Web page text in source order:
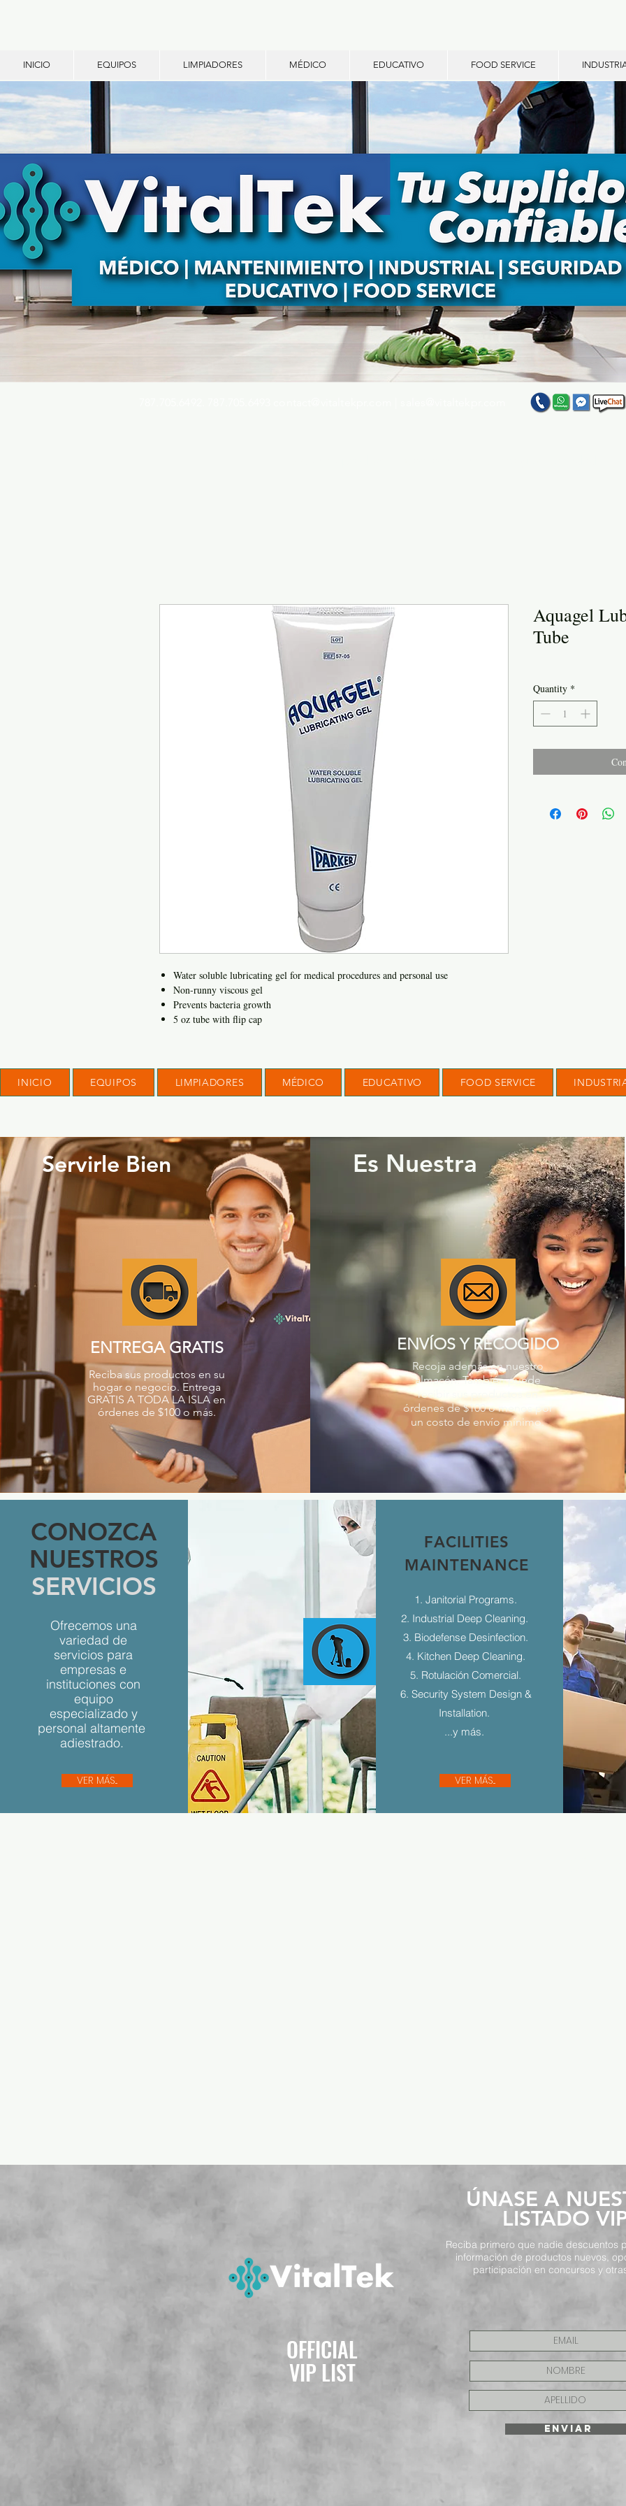
INICIO EQUIPOS LIMPIADORES MÉDICO EDUCATIVO FOOD SERVICE
Water soluble lubricating gel for medical procedures and personal use
Non-runny viscous gel
Prevents bacteria growth
5 oz tube with flip cap
Aquagel
Tube
Quantity *
INICIO EQUIPOS LIMPIADORES MÉDICO EDUCATIVO FOOD SERVICE
Servirle Bien
ENTREGA GRATIS
Reciba sus productos en su
hogar o negocio. Entrega
GRATIS A TODA LA ISLA en
órdenes de $100 o más.
Es Nuestra
ENVÍOS Y RECOGIDO
Recoja además en nuestro
almacén. También puede
recibir sus productos en
órdenes de $100 o menos por
un costo de envío mínimo.
CONOZCA
NUESTROS
SERVICIOS
Ofrecemos una
variedad de
servicios para
empresas e
instituciones con
equipo
especializado y
personal altamente
adiestrado.
VER MÁS...
FACILITIES
MAINTENANCE
1. Janitorial Programs.
2. Industrial Deep Cleaning.
3. Biodefense Desinfection.
4. Kitchen Deep Cleaning.
5. Rotulación Comercial.
6. Security System Design &
Installation.
...y más.
VER MÁS...
​ÚNASE A
LISTADO
Reciba primero que nadie descuentos
información de productos nuevos,
participación en concursos y
OFFICIAL
VIP LIST
ENVIAR